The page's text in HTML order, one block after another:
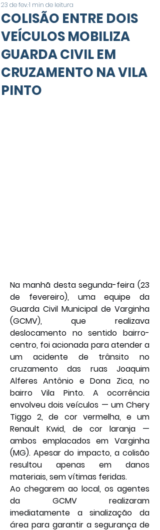
COLISÃO ENTRE DOIS
VEÍCULOS MOBILIZA
GUARDA CIVIL EM
CRUZAMENTO NA VILA
PINTO
23 de fev.1 min de leitura
Na manhã desta segunda-feira (23
de fevereiro), uma equipe da
Guarda Civil Municipal de Varginha
(GCMV), que realizava
deslocamento no sentido bairro-
centro, foi acionada para atender a
um acidente de trânsito no
cruzamento das ruas Joaquim
Alferes Antônio e Dona Zica, no
bairro Vila Pinto. A ocorrência
envolveu dois veículos — um Chery
Tiggo 2, de cor vermelha, e um
Renault Kwid, de cor laranja —
ambos emplacados em Varginha
(MG). Apesar do impacto, a colisão
resultou apenas em danos
materiais, sem vítimas feridas.
Ao chegarem ao local, os agentes
da GCMV realizaram
imediatamente a sinalização da
área para garantir a segurança de